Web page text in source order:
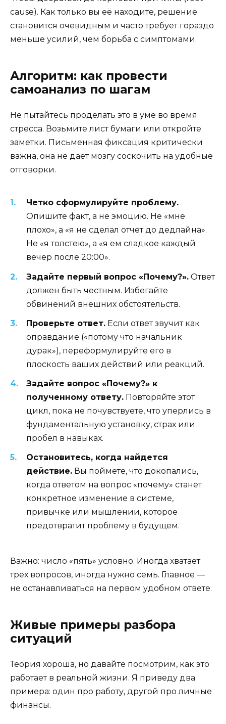
cause). Как только вы её находите, решение
становится очевидным и часто требует гораздо
меньше усилий, чем борьба с симптомами.
Алгоритм: как провести
самоанализ по шагам
Не пытайтесь проделать это в уме во время
стресса. Возьмите лист бумаги или откройте
заметки. Письменная фиксация критически
важна, она не дает мозгу соскочить на удобные
отговорки.
Четко сформулируйте проблему.
Опишите факт, а не эмоцию. Не «мне
плохо», а «я не сделал отчет до дедлайна».
Не «я толстею», а «я ем сладкое каждый
вечер после 20:00».
Задайте первый вопрос «Почему?». Ответ
должен быть честным. Избегайте
обвинений внешних обстоятельств.
Проверьте ответ. Если ответ звучит как
оправдание («потому что начальник
дурак»), переформулируйте его в
плоскость ваших действий или реакций.
Задайте вопрос «Почему?» к
полученному ответу. Повторяйте этот
цикл, пока не почувствуете, что уперлись в
фундаментальную установку, страх или
пробел в навыках.
Остановитесь, когда найдется
действие. Вы поймете, что докопались,
когда ответом на вопрос «почему» станет
конкретное изменение в системе,
привычке или мышлении, которое
предотвратит проблему в будущем.
Важно: число «пять» условно. Иногда хватает
трех вопросов, иногда нужно семь. Главное —
не останавливаться на первом удобном ответе.
Живые примеры разбора
ситуаций
Теория хороша, но давайте посмотрим, как это
работает в реальной жизни. Я приведу два
примера: один про работу, другой про личные
финансы.